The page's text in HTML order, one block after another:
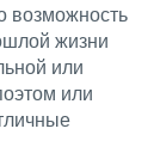
возможность
жизни
или
или